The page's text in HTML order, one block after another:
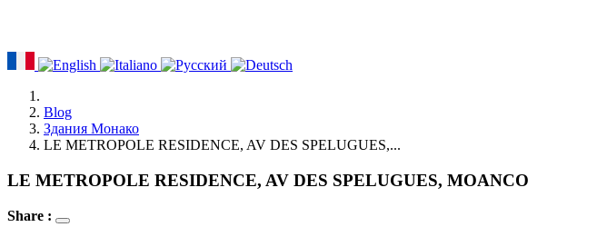
Blog
Здания Монако
LE METROPOLE RESIDENCE, AV DES SPELUGUES,...
LE METROPOLE RESIDENCE, AV DES SPELUGUES, MOANCO
Share :